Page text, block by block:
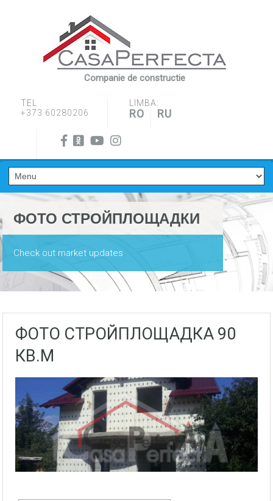
Companie de constructie
TEL
+373 60280206
LIMBA:
RO RU
ФОТО СТРОЙПЛОЩАДКИ
Check out market updates
ФОТО СТРОЙПЛОЩАДКА 90
КВ.М